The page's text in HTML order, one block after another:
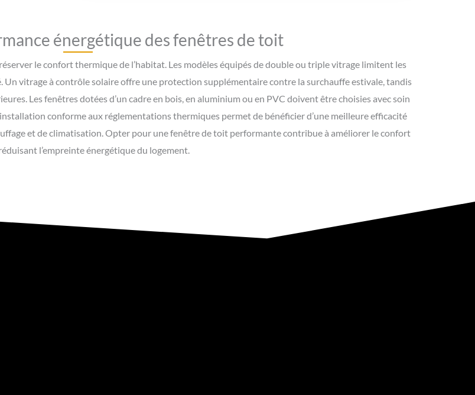
énergétique des fenêtres de toit
le confort thermique de l’habitat. Les modèles équipés de double ou triple vitrage limitent les
Un vitrage à contrôle solaire offre une protection supplémentaire contre la surchauffe estivale, tandis
Les fenêtres dotées d’un cadre en bois, en aluminium ou en PVC doivent être choisies avec soin
conforme aux réglementations thermiques permet de bénéficier d’une meilleure efficacité
et de climatisation. Opter pour une fenêtre de toit performante contribue à améliorer le confort
l’empreinte énergétique du logement.